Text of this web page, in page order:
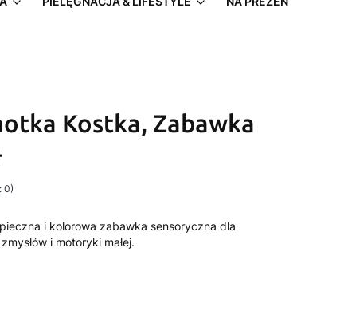
Kostka, Zabawka
0)
i kolorowa zabawka sensoryczna dla
i motoryki małej.